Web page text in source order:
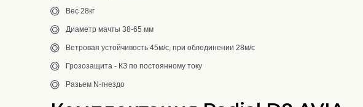
Вес 28кг
Диаметр мачты 38-65 мм
Ветровая устойчивость 45м/с, при облединении 28м/с
Грозозащита - КЗ по постоянному току
Разьем N-гнездо